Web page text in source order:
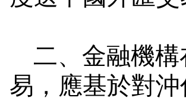
二、金融機
易，應基於對